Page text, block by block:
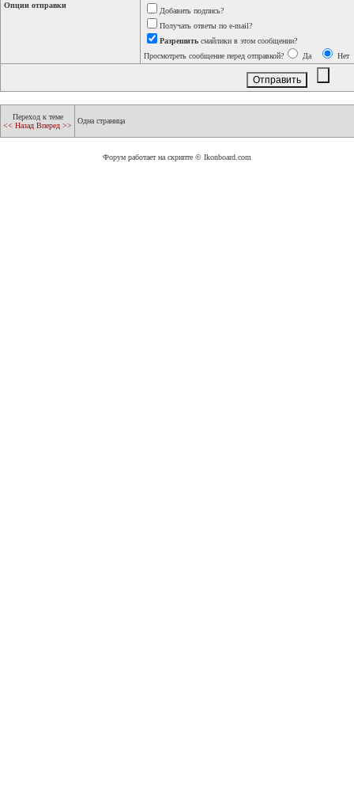
Опции отправки
Добавить подпись?
Получать ответы по e-mail?
Разрешить смайлики в этом сообщении?
Просмотреть сообщение перед отправкой?
Да Нет
Переход к теме
<< Назад Вперед >>
Одна страница
Форум работает на скрипте © Ikonboard.com